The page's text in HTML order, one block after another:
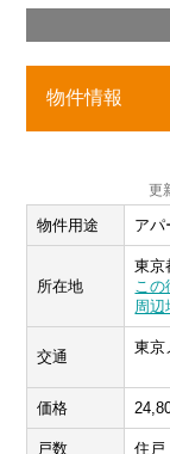
物件情報
更
物件用途 ア
所在地
東京
こ
周辺
交通
東
価格
戸数 住戸